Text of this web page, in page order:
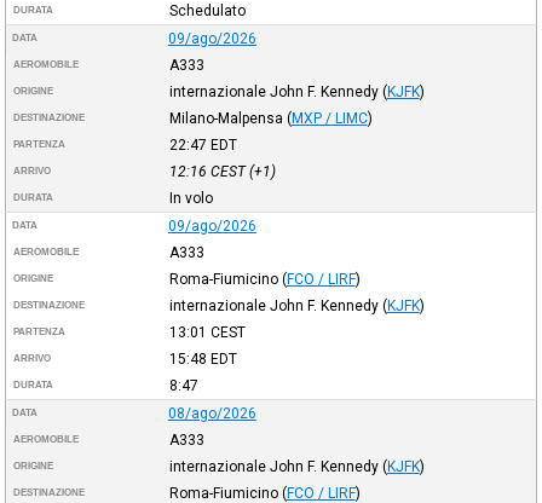
DURATA Schedulato
DATA 09/ago/2026
AEROMOBILE A333
ORIGINE internazionale John F. Kennedy (KJFK)
DESTINAZIONE Milano-Malpensa (MXP / LIMC)
PARTENZA 22:47 EDT
ARRIVO 12:16 CEST(+1)
DURATA In volo
DATA 09/ago/2026
AEROMOBILE A333
ORIGINE Roma-Fiumicino (FCO / LIRF)
DESTINAZIONE internazionale John F. Kennedy (KJFK)
PARTENZA 13:01 CEST
ARRIVO 15:48 EDT
DURATA 8:47
DATA 08/ago/2026
AEROMOBILE A333
ORIGINE internazionale John F. Kennedy (KJFK)
DESTINAZIONE Roma-Fiumicino (FCO / LIRF)